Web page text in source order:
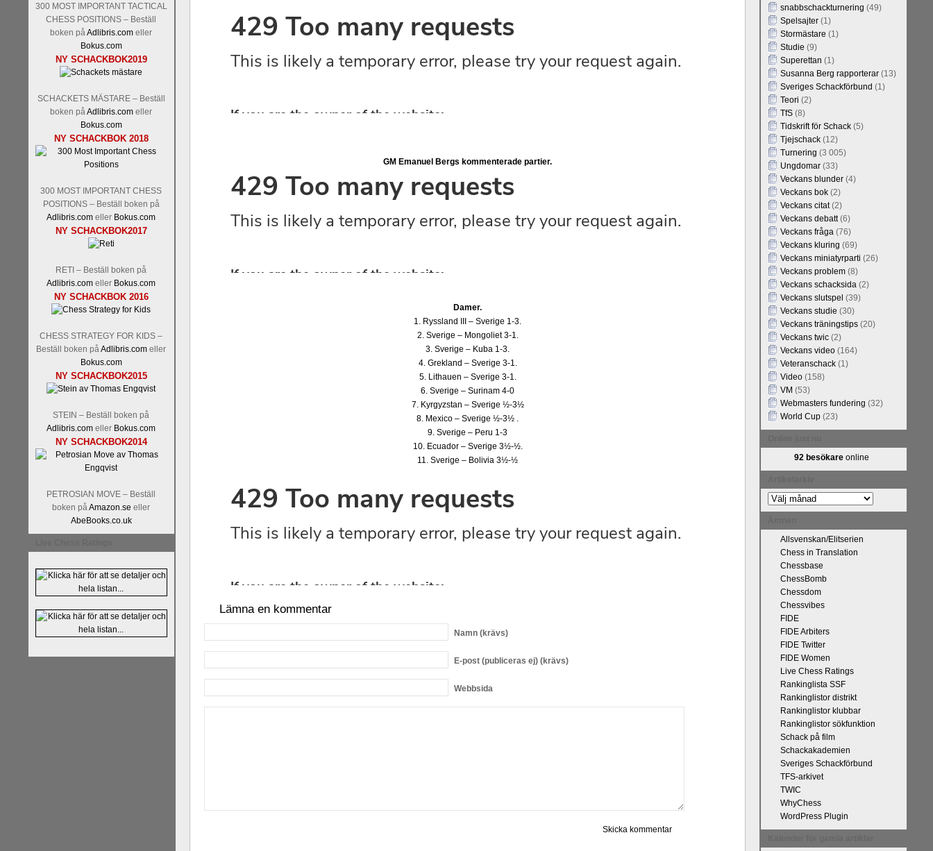
300 MOST IMPORTANT TACTICAL
CHESS POSITIONS – Beställ
boken påAdlibris.com eller
Bokus.com
NY SCHACKBOK2019
SCHACKETS MÄSTARE – Beställ
boken påAdlibris.com eller
Bokus.com
NY SCHACKBOK 2018
300 MOST IMPORTANT CHESS
POSITIONS – Beställ boken på
Adlibris.com eller Bokus.com
NY SCHACKBOK2017
RETI – Beställ boken på
Adlibris.com eller Bokus.com
NY SCHACKBOK 2016
CHESS STRATEGY FOR KIDS –
Beställ boken påAdlibris.com eller
Bokus.com
NY SCHACKBOK2015
STEIN – Beställ boken på
Adlibris.com eller Bokus.com
NY SCHACKBOK2014
PETROSIAN MOVE – Beställ
boken påAmazon.se eller
AbeBooks.co.uk
GM Emanuel Bergs kommenterade partier.
Damer.
1. Ryssland III – Sverige 1-3.
2. Sverige – Mongoliet 3-1.
3. Sverige – Kuba 1-3.
4. Grekland – Sverige 3-1.
5. Lithauen – Sverige 3-1.
6. Sverige – Surinam 4-0
7. Kyrgyzstan – Sverige ½-3½
8. Mexico – Sverige ½-3½ .
9. Sverige – Peru 1-3
10. Ecuador – Sverige 3½-½.
11. Sverige – Bolivia 3½-½
Lämna en kommentar
Namn(krävs)
E-post(publiceras ej) (krävs)
Webbsida
snabbschackturnering (49)
Spelsajter(1)
Stormästare (1)
Studie (9)
Superettan (1)
Susanna Berg rapporterar(13)
Sveriges Schackförbund (1)
Teori (2)
TfS(8)
Tidskrift för Schack(5)
Tjejschack(12)
Turnering (3 005)
Ungdomar(33)
Veckans blunder(4)
Veckans bok(2)
Veckans citat(2)
Veckans debatt(6)
Veckans fråga(76)
Veckans kluring (69)
Veckans miniatyrparti (26)
Veckans problem(8)
Veckans schacksida(2)
Veckans slutspel (39)
Veckans studie (30)
Veckans träningstips(20)
Veckans twic(2)
Veckans video(164)
Veteranschack(1)
Video(158)
VM (53)
Webmasters fundering (32)
World Cup(23)
92 besökareonline
Artikelarkiv
Allsvenskan/Elitserien
Chess in Translation
Chessbase
ChessBomb
Chessdom
Chessvibes
FIDE
FIDE Arbiters
FIDE Twitter
FIDE Women
Live Chess Ratings
Rankinglista SSF
Rankinglistor distrikt
Rankinglistor klubbar
Rankinglistor sökfunktion
Schack på film
Schackakademien
Sveriges Schackförbund
TFS-arkivet
TWIC
WhyChess
WordPress Plugin